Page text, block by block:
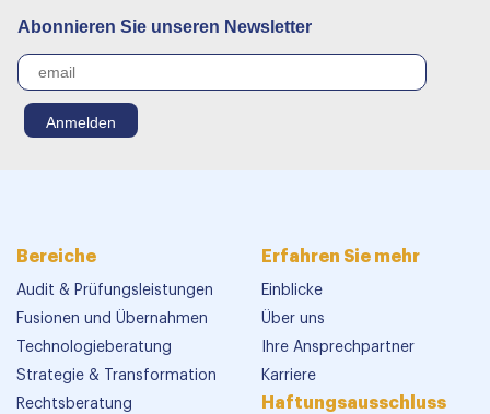
Abonnieren Sie unseren Newsletter
Bereiche
Audit & Prüfungsleistungen
Fusionen und Übernahmen
Technologieberatung
Strategie & Transformation
Rechtsberatung
Erfahren Sie mehr
Einblicke
Über uns
Ihre Ansprechpartner
Karriere
Haftungsausschluss